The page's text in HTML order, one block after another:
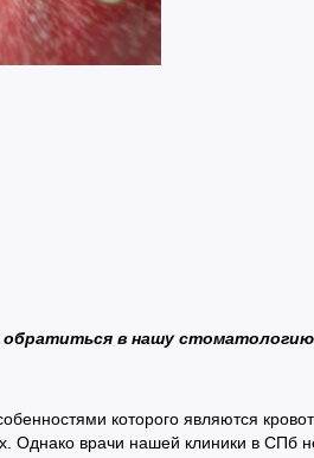
обратиться в нашу
которого являются
Однако врачи нашей клиники в СПб